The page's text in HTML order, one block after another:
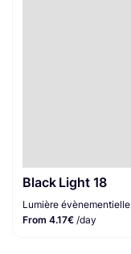
Black Light 18
Lumière évènementielle
From 4.17€ /day